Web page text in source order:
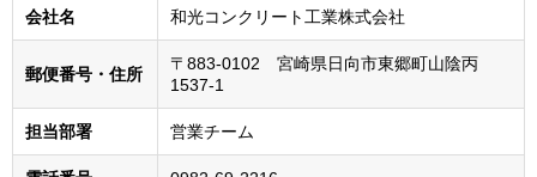
会社名 和光コンクリート工業株式会社
郵便番号・住所
〒883-0102 宮崎県日向市東郷町山陰丙
1537-1
担当部署 営業チーム